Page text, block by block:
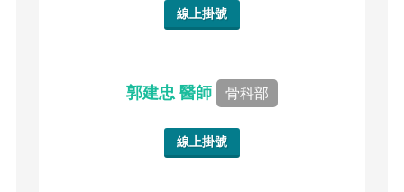
線上掛號
郭建忠 醫師 骨科部
線上掛號